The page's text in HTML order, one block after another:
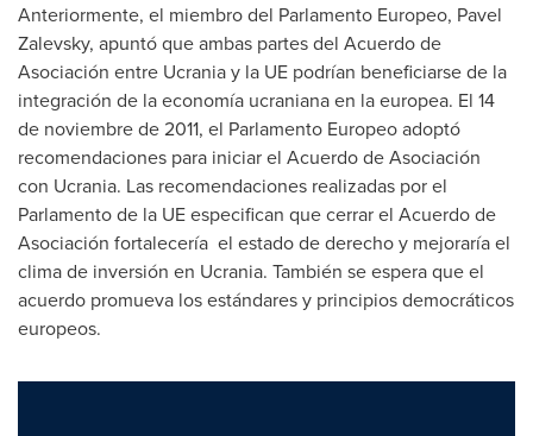
Anteriormente, el miembro del Parlamento Europeo, Pavel
Zalevsky, apuntó que ambas partes del Acuerdo de
Asociación entre Ucrania y la UE podrían beneficiarse de la
integración de la economía ucraniana en la europea. El 14
de noviembre de 2011, el Parlamento Europeo adoptó
recomendaciones para iniciar el Acuerdo de Asociación
con Ucrania. Las recomendaciones realizadas por el
Parlamento de la UE especifican que cerrar el Acuerdo de
Asociación fortalecería el estado de derecho y mejoraría el
clima de inversión en Ucrania. También se espera que el
acuerdo promueva los estándares y principios democráticos
europeos.